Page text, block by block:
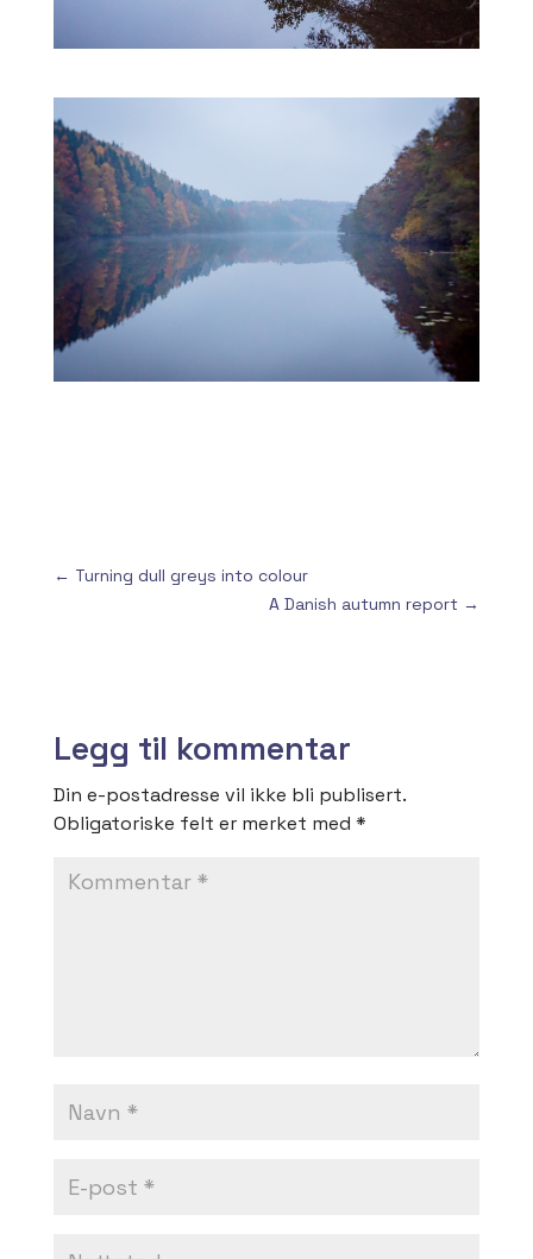
← Turning dull greys into colour
A Danish autumn report →
Legg til kommentar
Din e-postadresse vil ikke bli publisert.
Obligatoriske felt er merket med *